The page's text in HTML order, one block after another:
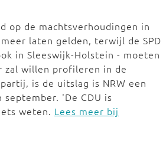
op de machtsverhoudingen in
laten gelden, terwijl de SPD
in Sleeswijk-Holstein - moeten
zal willen profileren in de
is de uitslag is NRW een
'De CDU is
weten. Lees meer bij